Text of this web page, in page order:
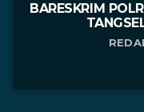
BARESKRIM